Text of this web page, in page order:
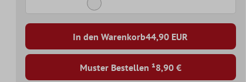
In den Warenkorb44,90 EUR
Muster Bestellen ¹8,90 €